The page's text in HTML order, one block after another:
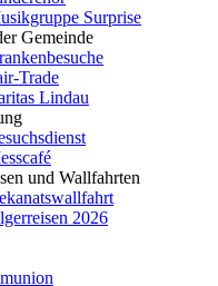
Surprise
Gemeinde
Trade
Lindau
und Wallfahrten
2026